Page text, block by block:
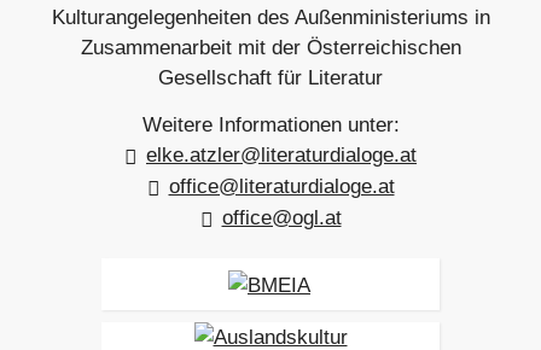
a
g
a
g
Kulturangelegenheiten des Außenministeriums in
Zusammenarbeit mit der Österreichischen
Gesellschaft für Literatur
Weitere Informationen unter:
elke.atzler@literaturdialoge.at
office@literaturdialoge.at
office@ogl.at